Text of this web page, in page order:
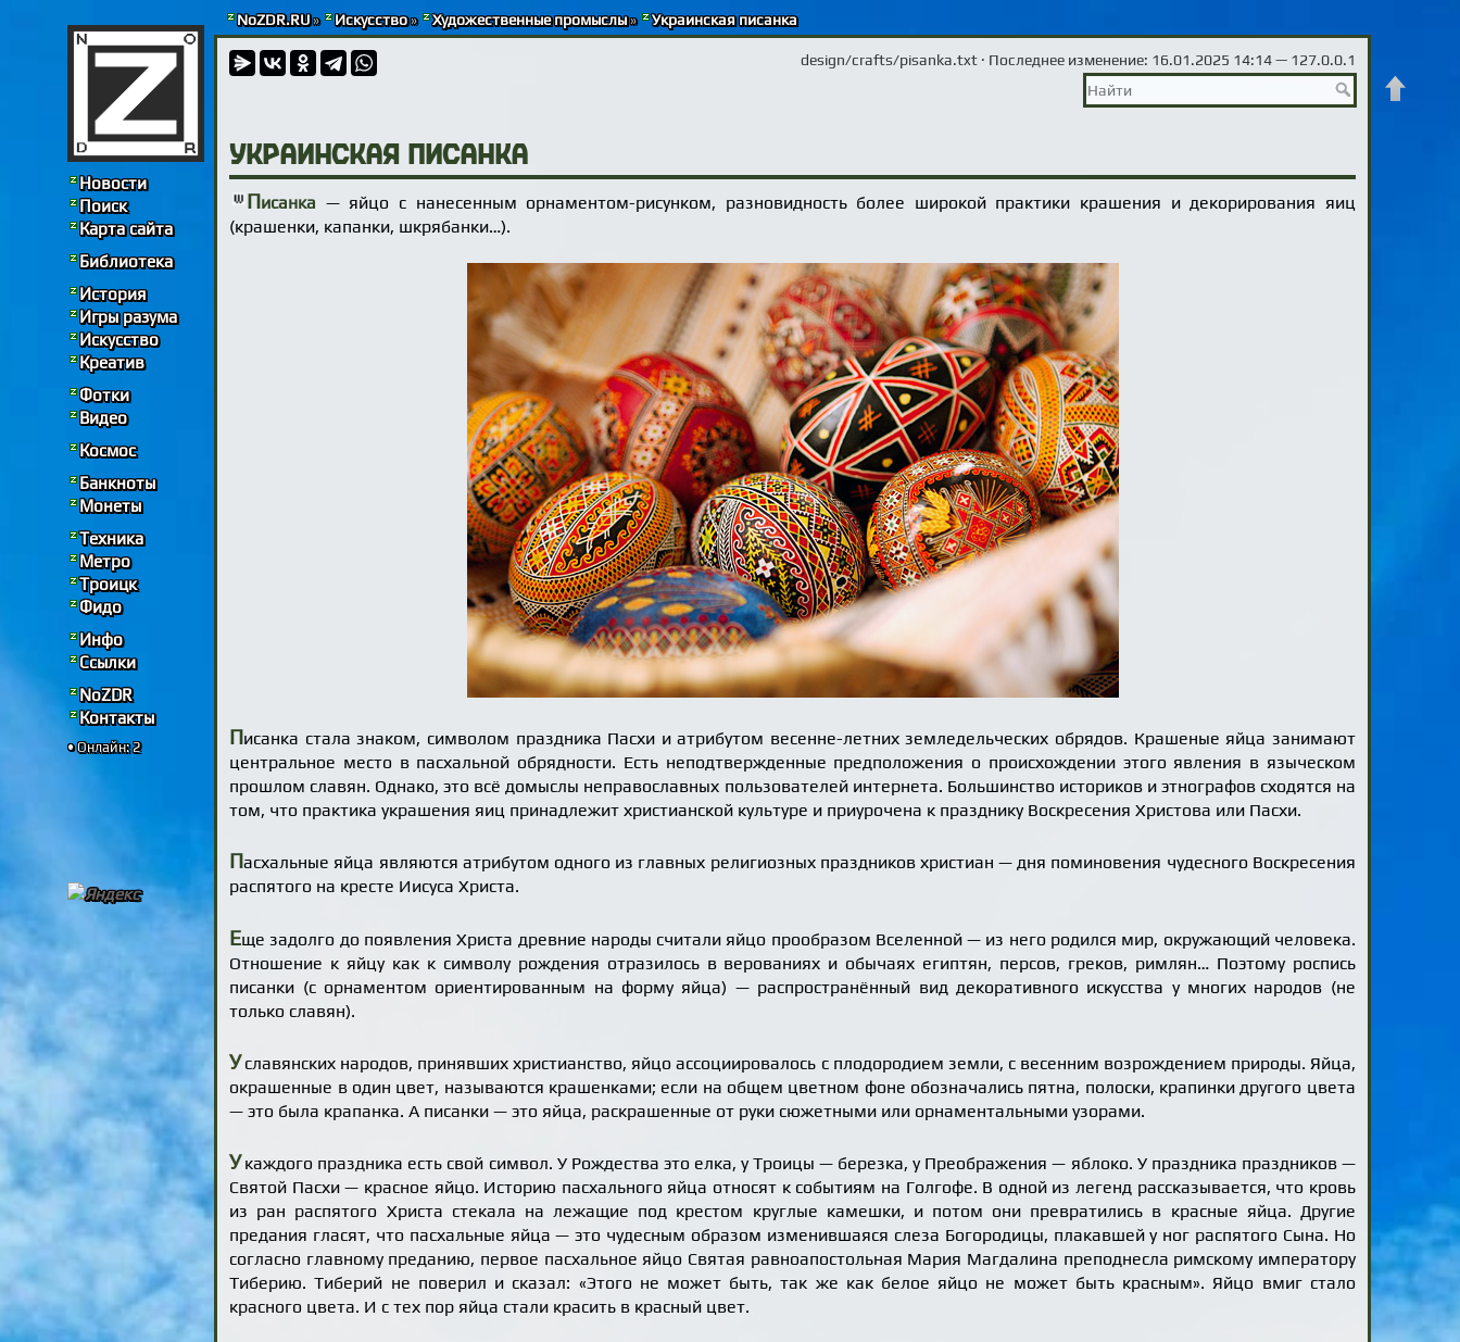
NoZDR.RU» Искусство» Художественные промыслы» Украинская писанка
Новости
Поиск
Карта сайта
Библиотека
История
Игры разума
Искусство
Креатив
Фотки
Видео
Космос
Банкноты
Монеты
Техника
Метро
Троицк
Фидо
Инфо
Ссылки
NoZDR
Контакты
• Онлайн: 2
design/crafts/pisanka.txt· Последнее изменение: 16.01.2025 14:14 — 127.0.0.1
Украинская писанка
Писанка — яйцо с нанесенным орнаментом-рисунком, разновидность более широкой практики крашения и декорирования яиц
(крашенки, капанки, шкрябанки…).
Писанка стала знаком, символом праздника Пасхи и атрибутом весенне-летних земледельческих обрядов. Крашеные яйца занимают
центральное место в пасхальной обрядности. Есть неподтвержденные предположения о происхождении этого явления в языческом
прошлом славян. Однако, это всё домыслы неправославных пользователей интернета. Большинство историков и этнографов сходятся на
том, что практика украшения яиц принадлежит христианской культуре и приурочена к празднику Воскресения Христова или Пасхи.
Пасхальные яйца являются атрибутом одного из главных религиозных праздников христиан — дня поминовения чудесного Воскресения
распятого на кресте Иисуса Христа.
Еще задолго до появления Христа древние народы считали яйцо прообразом Вселенной — из него родился мир, окружающий человека.
Отношение к яйцу как к символу рождения отразилось в верованиях и обычаях египтян, персов, греков, римлян… Поэтому роспись
писанки (с орнаментом ориентированным на форму яйца) — распространённый вид декоративного искусства у многих народов (не
только славян).
Уславянских народов, принявших христианство, яйцо ассоциировалось с плодородием земли, с весенним возрождением природы. Яйца,
окрашенные в один цвет, называются крашенками; если на общем цветном фоне обозначались пятна, полоски, крапинки другого цвета
— это была крапанка. А писанки — это яйца, раскрашенные от руки сюжетными или орнаментальными узорами.
Укаждого праздника есть свой символ. У Рождества это елка, у Троицы — березка, у Преображения — яблоко. У праздника праздников —
Святой Пасхи — красное яйцо. Историю пасхального яйца относят к событиям на Голгофе. В одной из легенд рассказывается, что кровь
из ран распятого Христа стекала на лежащие под крестом круглые камешки, и потом они превратились в красные яйца. Другие
предания гласят, что пасхальные яйца — это чудесным образом изменившаяся слеза Богородицы, плакавшей у ног распятого Сына. Но
согласно главному преданию, первое пасхальное яйцо Святая равноапостольная Мария Магдалина преподнесла римскому императору
Тиберию. Тиберий не поверил и сказал: «Этого не может быть, так же как белое яйцо не может быть красным». Яйцо вмиг стало
красного цвета. И с тех пор яйца стали красить в красный цвет.
Наверх